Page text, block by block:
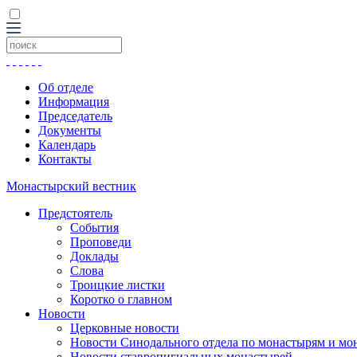
Об отделе
Информация
Председатель
Документы
Календарь
Контакты
Монастырский вестник
Предстоятель
События
Проповеди
Доклады
Слова
Троицкие листки
Коротко о главном
Новости
Церковные новости
Новости Синодального отдела по монастырям и